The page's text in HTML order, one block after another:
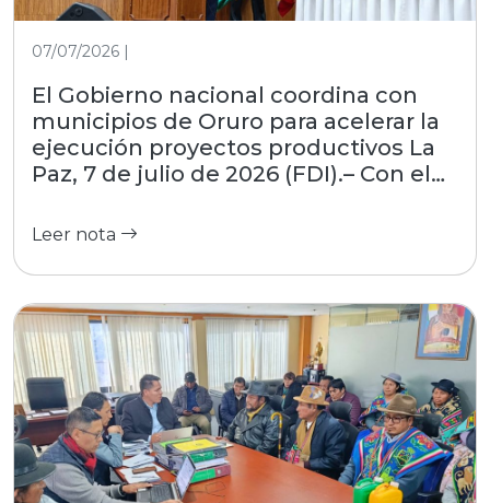
07/07/2026 |
El Gobierno nacional coordina con
municipios de Oruro para acelerar la
ejecución proyectos productivos La
Paz, 7 de julio de 2026 (FDI).– Con el
las regiones, el Fondo de Desarrollo
del Ministerio de Desarrollo
Productivo, Rural y Agua, participó
este martes en el encuentro
interinstitucional convocado por la
Asociación de Municipios del
Departamento de Oruro (AMDEOR).
El evento, desarrollado en la Casa
Grande del Pueblo, reunió a alcaldes
locales y autoridades del nivel central
Leer nota